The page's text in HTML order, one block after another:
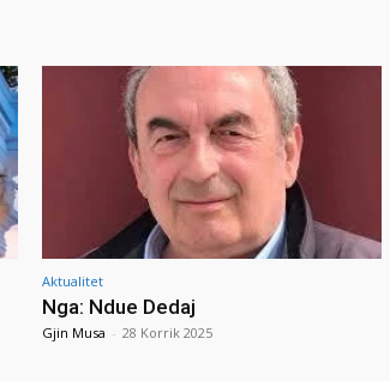
Aktualitet
Nga: Ndue Dedaj
Gjin Musa - 28 Korrik 2025